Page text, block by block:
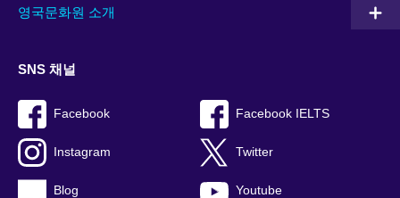
영국문화원 소개
SNS 채널
Facebook Facebook IELTS
Instagram Twitter
Blog Youtube